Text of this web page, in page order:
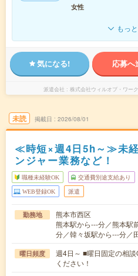
女性
もっ
気になる! 応募へ
派遣会社 株式会社ウィルオブ・ワー
未読 掲載日 2026/08/01
≪時短×週4日5h～≫未
ンジャー業務など！
職種未経験OK 交通費別途支給あり
WEB登録OK 派遣
勤務地
熊本市西区
熊本駅から---分／熊本駅
分／韓々坂駅から---分／
曜日頻度
週4日～ ■曜日固定の相
ください！